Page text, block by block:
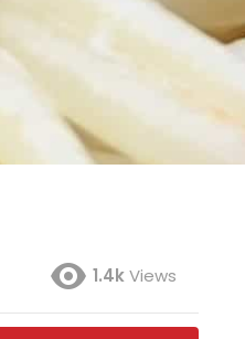
1.4kViews